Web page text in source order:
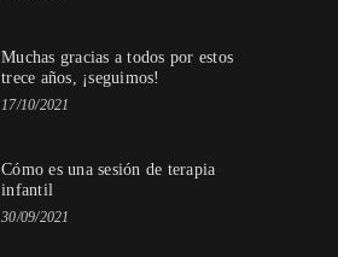
Muchas gracias a todos por estos
trece años, ¡seguimos!
17/10/2021
Cómo es una sesión de terapia
infantil
30/09/2021